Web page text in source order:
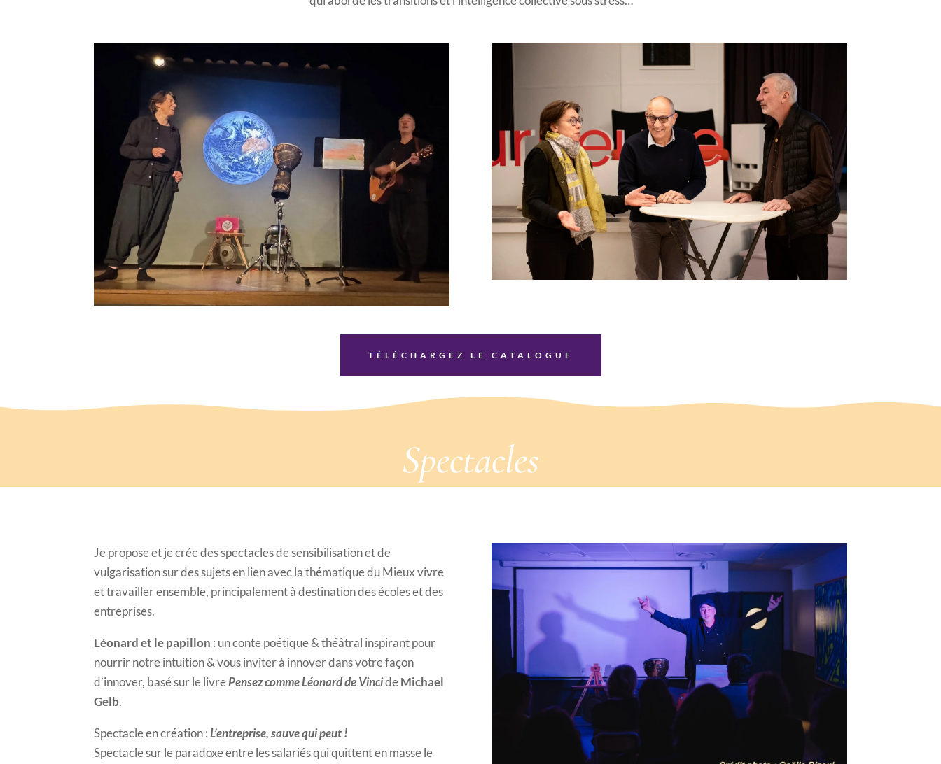
TÉLÉCHARGEZ LE CATALOGUE
Spectacles
Je propose et je crée des spectacles de sensibilisation et de
vulgarisation sur des sujets en lien avec la thématique du Mieux vivre
et travailler ensemble, principalement à destination des écoles et des
entreprises.
Léonard et le papillon : un conte poétique & théâtral inspirant pour
nourrir notre intuition & vous inviter à innover dans votre façon
d’innover, basé sur le livrePensez comme Léonard de VincideMichael
Gelb.
Spectacle en création :L’entreprise, sauve qui peut !
Spectacle sur le paradoxe entre les salariés qui quittent en masse le